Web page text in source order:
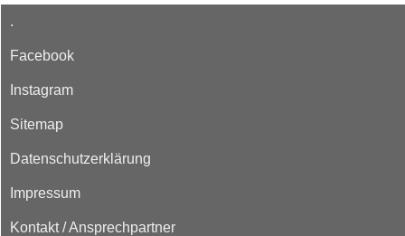
.
Facebook
Instagram
Sitemap
Datenschutzerklärung
Impressum
Kontakt / Ansprechpartner